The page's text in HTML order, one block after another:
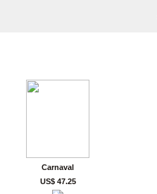
Carnaval
US$ 47.25